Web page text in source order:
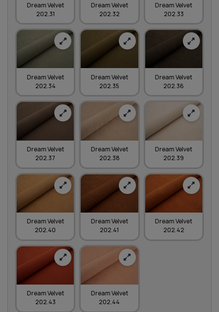
Dream Velvet
202.31
Dream Velvet
202.32
Dream Velvet
202.33
Dream Velvet
202.34
Dream Velvet
202.35
Dream Velvet
202.36
Dream Velvet
202.37
Dream Velvet
202.38
Dream Velvet
202.39
Dream Velvet
202.40
Dream Velvet
202.41
Dream Velvet
202.42
Dream Velvet
202.43
Dream Velvet
202.44